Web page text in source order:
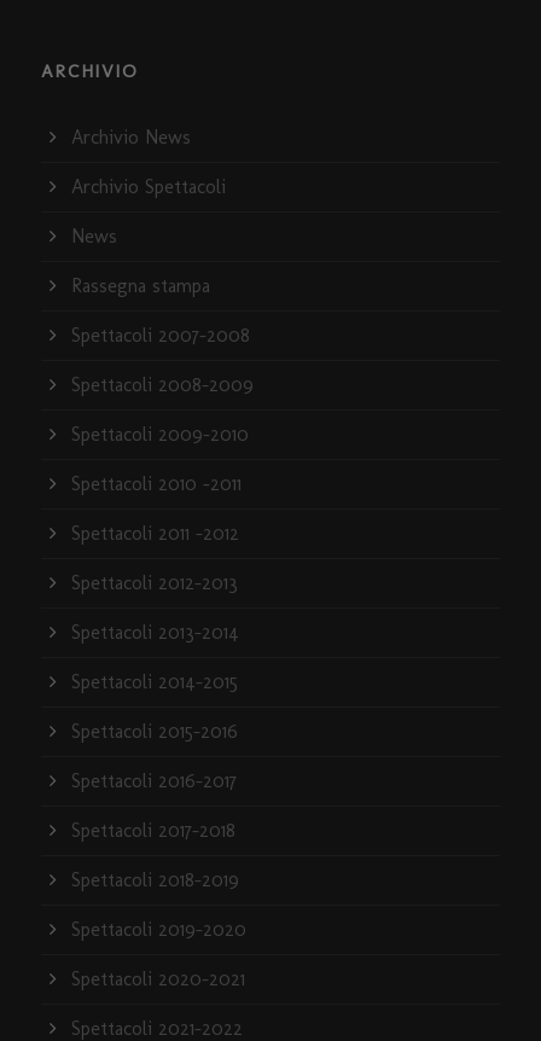
ARCHIVIO
Archivio News
Archivio Spettacoli
News
Rassegna stampa
Spettacoli 2007-2008
Spettacoli 2008-2009
Spettacoli 2009-2010
Spettacoli 2010 -2011
Spettacoli 2011 -2012
Spettacoli 2012-2013
Spettacoli 2013-2014
Spettacoli 2014-2015
Spettacoli 2015-2016
Spettacoli 2016-2017
Spettacoli 2017-2018
Spettacoli 2018-2019
Spettacoli 2019-2020
Spettacoli 2020-2021
Spettacoli 2021-2022